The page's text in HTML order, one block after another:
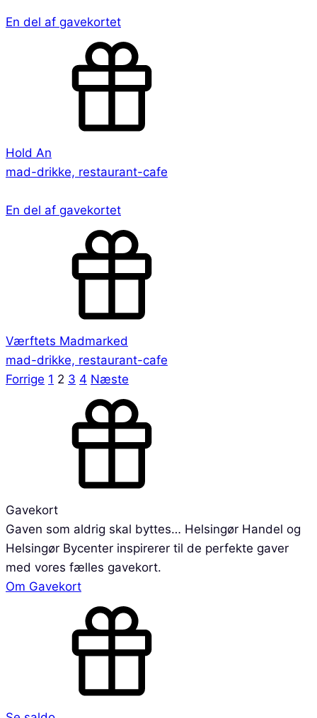
En del af gavekortet
Hold An
mad-drikke, restaurant-cafe
En del af gavekortet
Værftets Madmarked
mad-drikke, restaurant-cafe
Forrige 1 2 3 4 Næste
Gavekort
Gaven som aldrig skal byttes… Helsingør Handel og
Helsingør Bycenter inspirerer til de perfekte gaver
med vores fælles gavekort.
Om Gavekort